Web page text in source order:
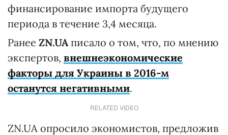
финансирование импорта будущего
периода в течение 3,4 месяца.
Ранее ZN.UAписало о том, что, по мнению
экспертов, внешнеэкономические
факторы для Украины в 2016-м
останутся негативными.
RELATED VIDEO
ZN.UA опросило экономистов, предложив